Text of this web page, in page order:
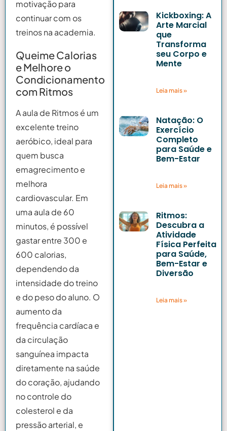
motivação para
continuar com os
treinos na academia.
Queime Calorias
e Melhore o
Condicionamento
com Ritmos
A aula de Ritmos é um
excelente treino
aeróbico, ideal para
quem busca
emagrecimento e
melhora
cardiovascular. Em
uma aula de 60
minutos, é possível
gastar entre 300 e
600 calorias,
dependendo da
intensidade do treino
e do peso do aluno. O
aumento da
frequência cardíaca e
da circulação
sanguínea impacta
diretamente na saúde
do coração, ajudando
no controle do
colesterol e da
pressão arterial, e
Kickboxing: A
Arte Marcial
que
Transforma
seu Corpo e
Mente
Leia mais »
Natação: O
Exercício
Completo
para Saúde e
Bem-Estar
Leia mais »
Ritmos:
Descubra a
Atividade
Física Perfeita
para Saúde,
Bem-Estar e
Diversão
Leia mais »